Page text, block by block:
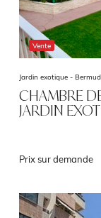
Vente
Jardin exotique -
CHAMBRE
JARDIN
Prix sur demande